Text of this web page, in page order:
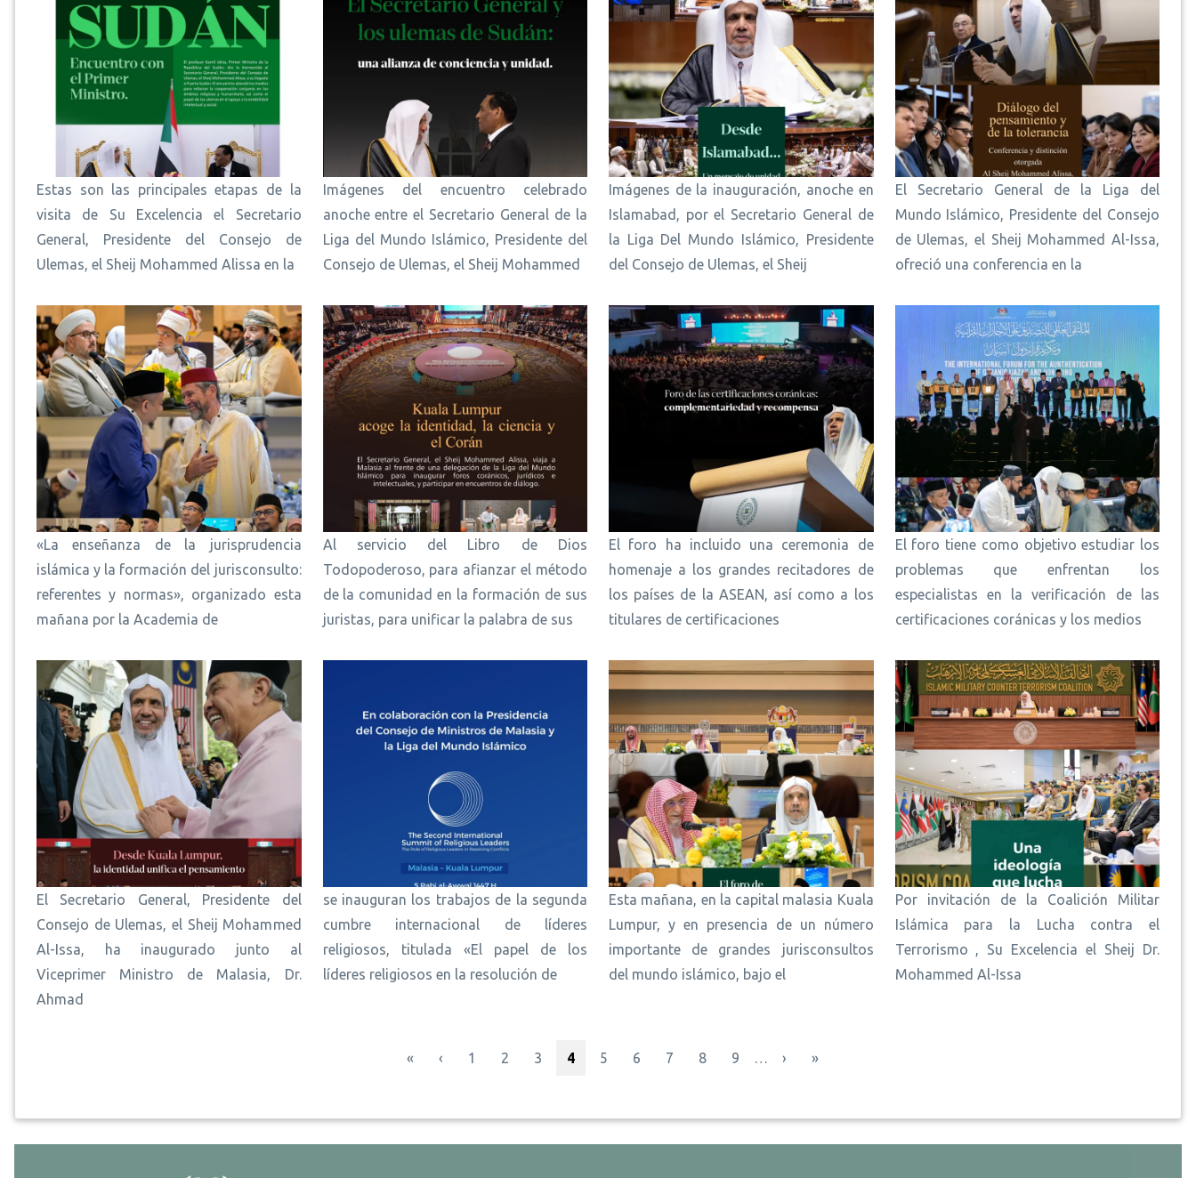
Estas son las principales etapas de la
visita de Su Excelencia el Secretario
General, Presidente del Consejo de
Ulemas, el Sheij Mohammed Alissa en la
Imágenes del encuentro celebrado
anoche entre el Secretario General de la
Liga del Mundo Islámico, Presidente del
Consejo de Ulemas, el Sheij Mohammed
Imágenes de la inauguración, anoche en
Islamabad, por el Secretario General de
la Liga Del Mundo Islámico, Presidente
del Consejo de Ulemas, el Sheij
El Secretario General de la Liga del
Mundo Islámico, Presidente del Consejo
de Ulemas, el Sheij Mohammed Al-Issa,
ofreció una conferencia en la
«La enseñanza de la jurisprudencia
islámica y la formación del jurisconsulto:
referentes y normas», organizado esta
mañana por la Academia de
Al servicio del Libro de Dios
Todopoderoso, para afianzar el método
de la comunidad en la formación de sus
juristas, para unificar la palabra de sus
El foro ha incluido una ceremonia de
homenaje a los grandes recitadores de
los países de la ASEAN, así como a los
titulares de certificaciones
El foro tiene como objetivo estudiar los
problemas que enfrentan los
especialistas en la verificación de las
certificaciones coránicas y los medios
El Secretario General, Presidente del
Consejo de Ulemas, el Sheij Mohammed
Al-Issa, ha inaugurado junto al
Viceprimer Ministro de Malasia, Dr.
Ahmad
se inauguran los trabajos de la segunda
cumbre internacional de líderes
religiosos, titulada «El papel de los
líderes religiosos en la resolución de
Esta mañana, en la capital malasia Kuala
Lumpur, y en presencia de un número
importante de grandes jurisconsultos
del mundo islámico, bajo el
Por invitación de la Coalición Militar
Islámica para la Lucha contra el
Terrorismo , Su Excelencia el Sheij Dr.
Mohammed Al-Issa
Primera página
« Página anterior
‹ Página
1 Página
2 Página
3 Página actual
4 Página
5 Página
6 Página
7 Página
8 Página
9 … Siguiente página
› Última página
»